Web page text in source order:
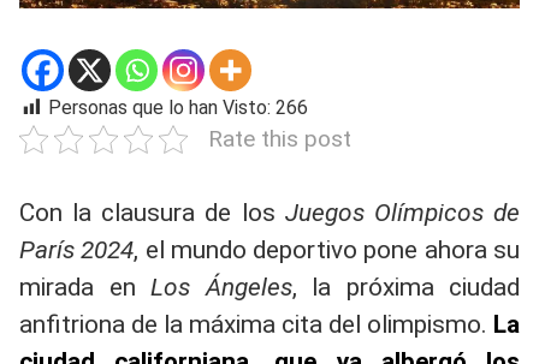
Personas que lo han Visto: 266
Rate this post
Con la clausura de los Juegos Olímpicos de
París 2024, el mundo deportivo pone ahora su
mirada en Los Ángeles, la próxima ciudad
anfitriona de la máxima cita del olimpismo. La